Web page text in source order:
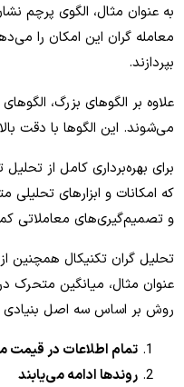
به عنوان مثال، الگوی پرچم
معامله‌ گران این امکان را
بپردازند.
علاوه بر الگوهای بزرگ،
می‌شوند. این الگوها با دقت
برای بهره‌برداری کامل از تحلیل
که امکانات و ابزارهای
و تصمیم‌گیری‌های معاملاتی
عنوان مثال، میانگین متحرک
روش بر اساس سه اصل بنیادی
تمام اطلاعات در
روندها ادامه می‌یابند